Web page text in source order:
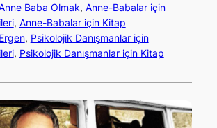
Baba Olmak, Anne-Babalar için
, Anne-Babalar için Kitap
Ergen, Psikolojik Danışmanlar için
, Psikolojik Danışmanlar için Kitap